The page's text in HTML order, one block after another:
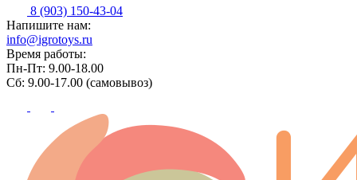
8 (903) 150-43-04
Напишите нам:
info@igrotoys.ru
Время работы:
Пн-Пт: 9.00-18.00
Сб: 9.00-17.00 (самовывоз)